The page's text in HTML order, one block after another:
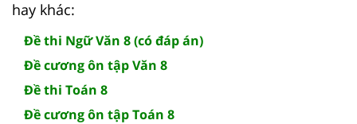
hay khác:
Đề thi Ngữ Văn 8 (có đáp án)
Đề cương ôn tập Văn 8
Đề thi Toán 8
Đề cương ôn tập Toán 8